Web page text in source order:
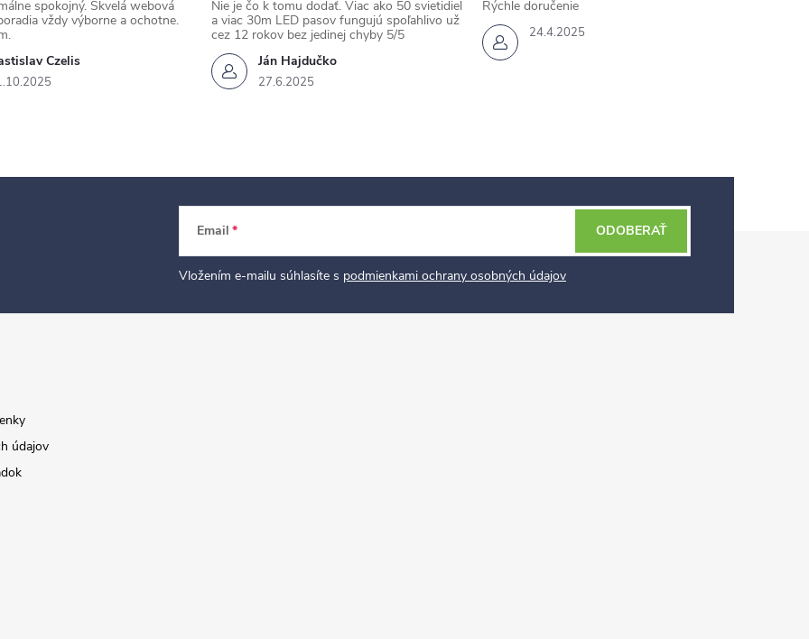
Czelis
spokojný. Skvelá webová
vždy výborne a ochotne.
Ján Hajdučko
27.6.2025
Nie je čo k tomu dodať. Viac ako 50 svietidiel
a viac 30m LED pasov fungujú spoľahlivo už
cez 12 rokov bez jedinej chyby 5/5
24.4.2025
Rýchle doručenie
Email
Vložením e-mailu súhlasíte s podmienkami ochrany osobných údajov
ODOBERAŤ
údajov